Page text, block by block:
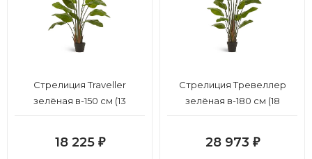
Стрелиция Traveller
зелёная в-150 см (13
18 225 ₽
Стрелиция Тревеллер
зелёная в-180 см (18
28 973 ₽